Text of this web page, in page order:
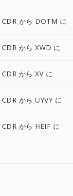
CDR から DOTM に
CDR から XWD に
CDR から XV に
CDR から UYVY に
CDR から HEIF に